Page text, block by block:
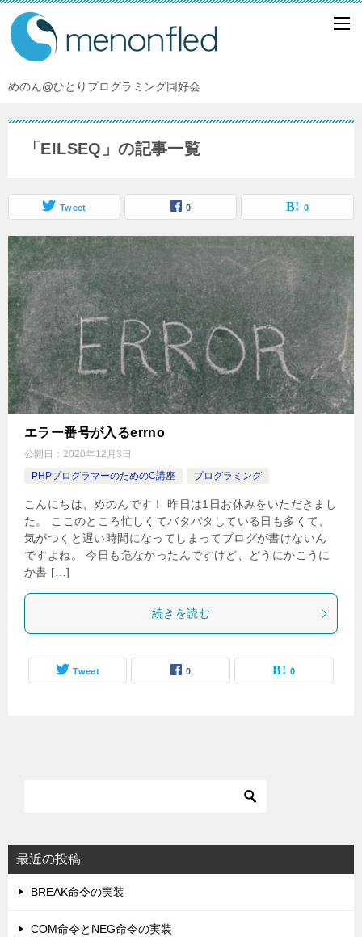
めのん@ひとりプログラミング同好会
「EILSEQ」の記事一覧
Tweet 0 0
エラー番号が入るerrno
公開日： 2020年12月3日
PHPプログラマーのためのC講座
プログラミング
こんにちは、めのんです！ 昨日は1日お休みをいただきまし
た。 ここのところ忙しくてバタバタしている日も多くて、
気がつくと遅い時間になってしまってブログが書けないん
ですよね。 今日も危なかったんですけど、どうにかこうに
か書 […]
続きを読む
Tweet 0 0
最近の投稿
BREAK命令の実装
COM命令とNEG命令の実装